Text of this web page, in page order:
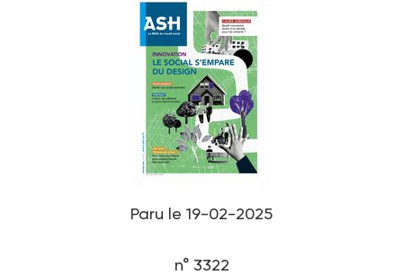
Paru le 19-02-2025
n° 3322